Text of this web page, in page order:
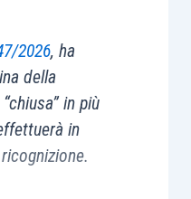
2026, ha
della
in più
in